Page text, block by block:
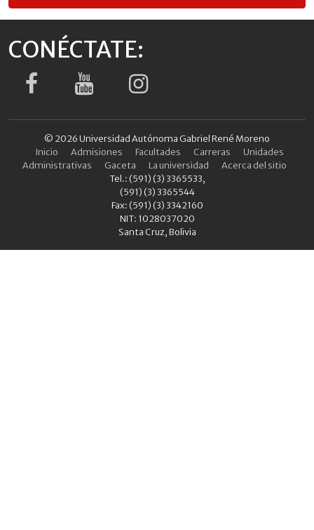
CONÉCTATE:
© 2026 Universidad Autónoma Gabriel René Moreno
Inicio
Admisiones Facultades Carreras
Unidades
Administrativas
Gaceta La universidad
Acerca del sitio
Tel.: (591) (3) 3365533,
(591) (3) 3365544
Fax: (591) (3) 3342160
NIT: 1028037020
Santa Cruz, Bolivia